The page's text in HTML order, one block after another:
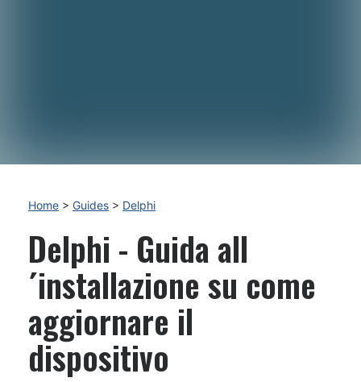
Home > Guides > Delphi
Delphi - Guida all
´installazione su come
aggiornare il
dispositivo